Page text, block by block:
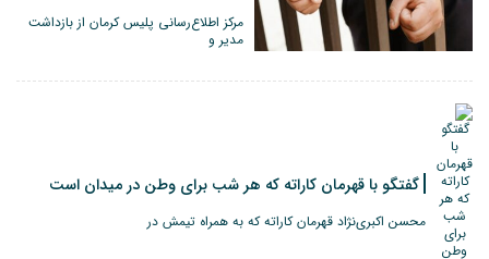
مرکز اطلاع‌رسانی پلیس کرمان از بازداشت
مدیر و
گفتگو با قهرمان کاراته که هر شب برای وطن در میدان است
محسن اکبری‌نژاد قهرمان کاراته که به همراه تیمش در